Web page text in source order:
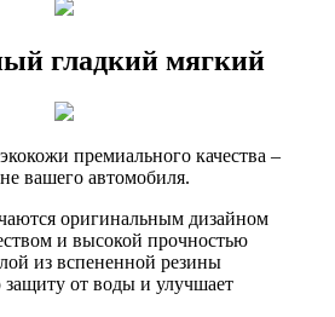
гладкий мягкий
премиального качества –
вашего автомобиля.
оригинальным дизайном
и высокой прочностью
из вспененной резины
от воды и улучшает